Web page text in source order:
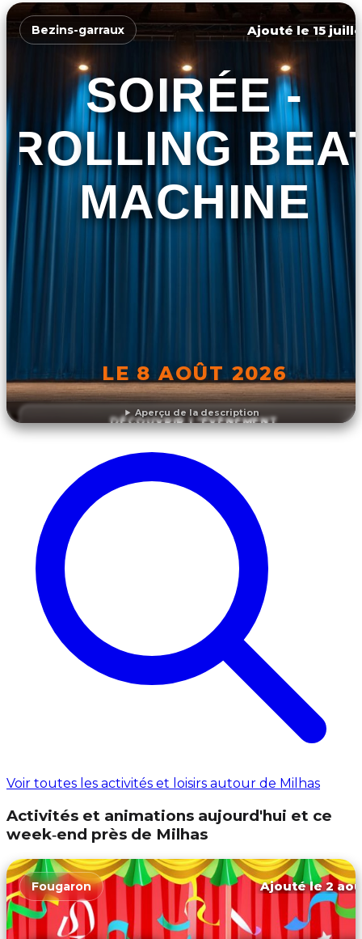
Aperçu de la description
Bezins-garraux Ajouté le 15
SOIRÉE -
ROLLING
MACHINE
LE 8 AOÛT 2026
DÉCOUVRIR L'ÉVÉNEMENT
Voir toutes les activités et loisirs autour de Milhas
Activités et animations aujourd'hui et ce
week‑end près de Milhas
Fougaron Ajouté le 2